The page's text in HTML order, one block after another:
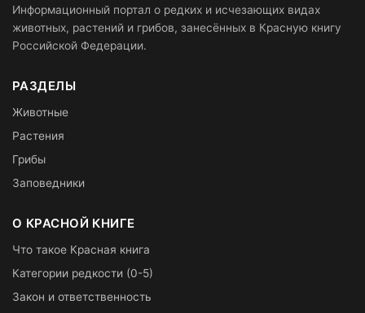
Информационный портал о редких и исчезающих видах
животных, растений и грибов, занесённых в Красную книгу
Российской Федерации.
РАЗДЕЛЫ
Животные
Растения
Грибы
Заповедники
О КРАСНОЙ КНИГЕ
Что такое Красная книга
Категории редкости (0-5)
Закон и ответственность